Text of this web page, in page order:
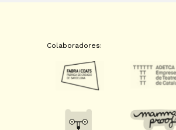
Colaboradores: